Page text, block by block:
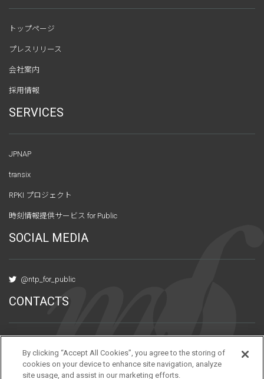
トップページ
プレスリリース
会社案内
採用情報
SERVICES
JPNAP
transix
RPKI プロジェクト
時刻情報提供サービス for Public
SOCIAL MEDIA
@ntp_for_public
CONTACTS
アーバンネット神田ビル10階
By clicking “Accept All Cookies”, you agree to the storing of
cookies on your device to enhance site navigation, analyze
site usage, and assist in our marketing efforts.